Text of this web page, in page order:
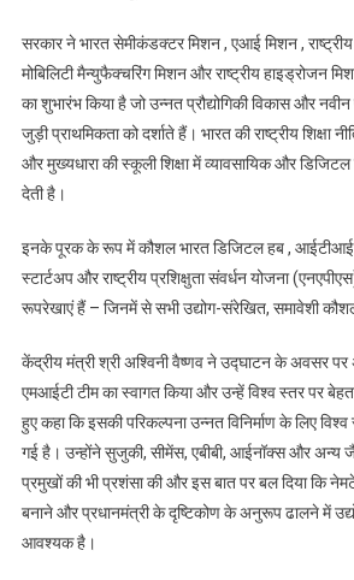
सरकार ने भारत सेमीकंडक्टर मिशन , एआई मिशन , राष्ट्रीय
मोबिलिटी मैन्युफैक्चरिंग मिशन और राष्ट्रीय हाइड्रोजन
का शुभारंभ किया है जो उन्नत प्रौद्योगिकी विकास और नवीन
जुड़ी प्राथमिकता को दर्शाते हैं। भारत की राष्ट्रीय शिक्षा
और मुख्यधारा की स्कूली शिक्षा में व्यावसायिक और
देती है।
इनके पूरक के रूप में कौशल भारत डिजिटल हब , आईटीआई
स्टार्टअप और राष्ट्रीय प्रशिक्षुता संवर्धन योजना
रूपरेखाएं हैं – जिनमें से सभी उद्योग-संरेखित, समावेशी
केंद्रीय मंत्री श्री अश्विनी वैष्णव ने उद्घाटन के अवसर
एमआईटी टीम का स्वागत किया और उन्हें विश्व स्तर पर
हुए कहा कि इसकी परिकल्पना उन्नत विनिर्माण के लिए
गई है। उन्होंने सुजुकी, सीमेंस, एबीबी, आईनॉक्स और अन्य
प्रमुखों की भी प्रशंसा की और इस बात पर बल दिया कि
बनाने और प्रधानमंत्री के दृष्टिकोण के अनुरूप ढालने में
आवश्यक है।